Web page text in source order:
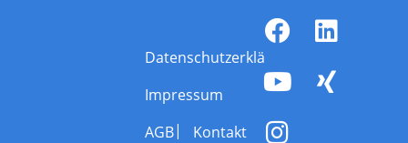
Datenschutzerklärung
Impressum
AGB
Kontakt